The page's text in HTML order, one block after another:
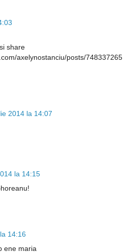
share
axelynostanciu/posts/748337265
2014 la 14:07
la 14:15
14:16
ene maria